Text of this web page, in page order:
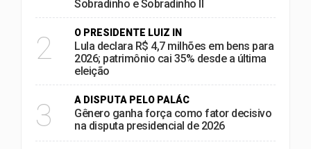
Sobradinho e Sobradinho II
2 O PRESIDENTE LUIZ IN
Lula declara R$ 4,7 milhões em bens para
2026; patrimônio cai 35% desde a última
eleição
3 A DISPUTA PELO PALÁC
Gênero ganha força como fator decisivo
na disputa presidencial de 2026